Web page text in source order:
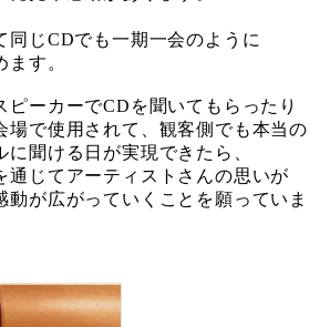
同じCDでも一期一会のように
す。
ピーカーでCDを聞いてもらったり
場で使用されて、観客側でも本当の
聞ける日が実現できたら、
通じてアーティストさんの思いが
動が広がっていくことを願っていま